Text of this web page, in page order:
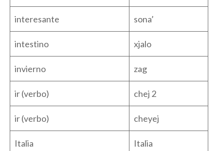
interesante sona’
intestino xjalo
invierno zag
ir (verbo) chej 2
ir (verbo) cheyej
Italia Italia